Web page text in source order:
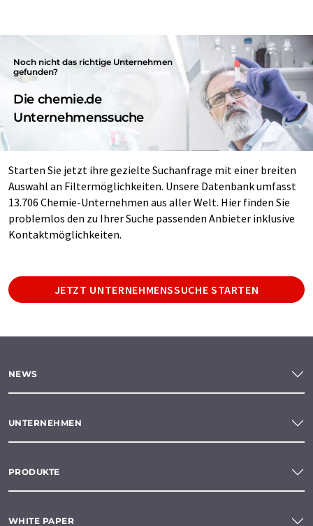
Noch nicht das richtige Unternehmen
gefunden?
Die chemie.de
Unternehmenssuche
Starten Sie jetzt ihre gezielte Suchanfrage mit einer breiten
Auswahl an Filtermöglichkeiten. Unsere Datenbank umfasst
13.706 Chemie-Unternehmen aus aller Welt. Hier finden Sie
problemlos den zu Ihrer Suche passenden Anbieter inklusive
Kontaktmöglichkeiten.
JETZT UNTERNEHMENSSUCHE STARTEN
NEWS
UNTERNEHMEN
PRODUKTE
WHITE PAPER